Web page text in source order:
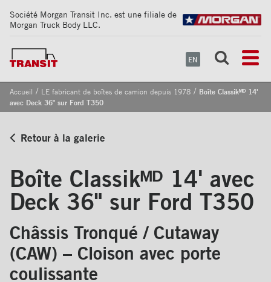
Société Morgan Transit Inc. est une filiale de
Morgan Truck Body LLC.
EN
Accueil / LE fabricant de boîtes de camion depuis 1978 / Boîte Classikᴹᴰ 14'
avec Deck 36" sur Ford T350
Retour à la galerie
Boîte Classikᴹᴰ 14' avec
Deck 36" sur Ford T350
Châssis Tronqué / Cutaway
(CAW) – Cloison avec porte
coulissante